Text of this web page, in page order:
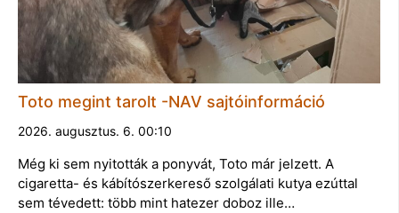
Toto megint tarolt -NAV sajtóinformáció
2026. augusztus. 6. 00:10
Még ki sem nyitották a ponyvát, Toto már jelzett. A
cigaretta- és kábítószerkereső szolgálati kutya ezúttal
sem tévedett: több mint hatezer doboz ille…